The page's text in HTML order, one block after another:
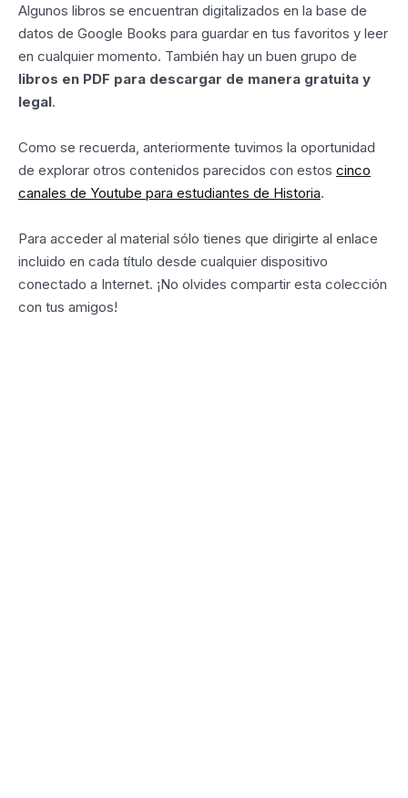
Algunos libros se encuentran digitalizados en la base de
datos de Google Books para guardar en tus favoritos y leer
en cualquier momento. También hay un buen grupo de
libros en PDF para descargar de manera gratuita y
legal.
Como se recuerda, anteriormente tuvimos la oportunidad
de explorar otros contenidos parecidos con estos cinco
canales de Youtube para estudiantes de Historia.
Para acceder al material sólo tienes que dirigirte al enlace
incluido en cada título desde cualquier dispositivo
conectado a Internet. ¡No olvides compartir esta colección
con tus amigos!